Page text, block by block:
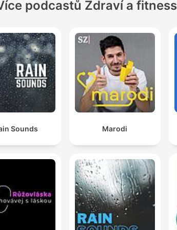
podcastů Zdraví a fitness
Sounds Marodi